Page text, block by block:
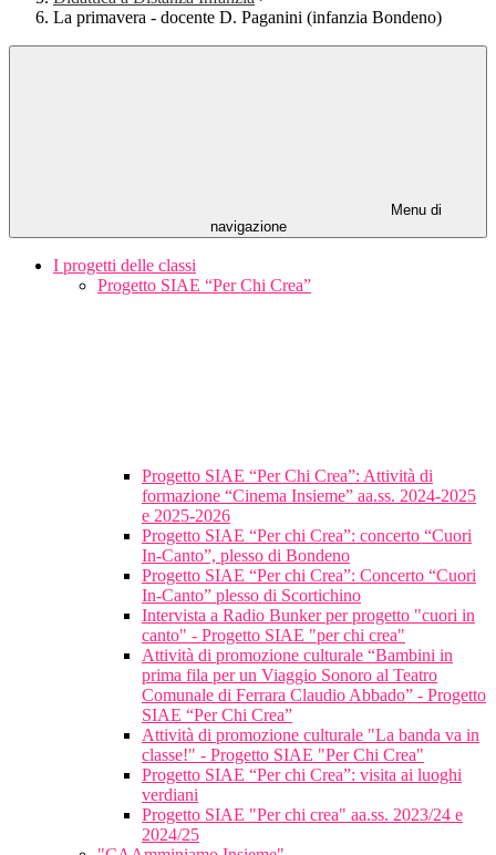
La primavera - docente D. Paganini (infanzia Bondeno)
Menu di
navigazione
I progetti delle classi
Progetto SIAE “Per Chi Crea”
Progetto SIAE “Per Chi Crea”: Attività di
formazione “Cinema Insieme” aa.ss. 2024-2025
e 2025-2026
Progetto SIAE “Per chi Crea”: concerto “Cuori
In-Canto”, plesso di Bondeno
Progetto SIAE “Per chi Crea”: Concerto “Cuori
In-Canto” plesso di Scortichino
Intervista a Radio Bunker per progetto "cuori in
canto" - Progetto SIAE "per chi crea"
Attività di promozione culturale “Bambini in
prima fila per un Viaggio Sonoro al Teatro
Comunale di Ferrara Claudio Abbado” - Progetto
SIAE “Per Chi Crea”
Attività di promozione culturale "La banda va in
classe!" - Progetto SIAE "Per Chi Crea"
Progetto SIAE “Per chi Crea”: visita ai luoghi
verdiani
Progetto SIAE "Per chi crea" aa.ss. 2023/24 e
2024/25